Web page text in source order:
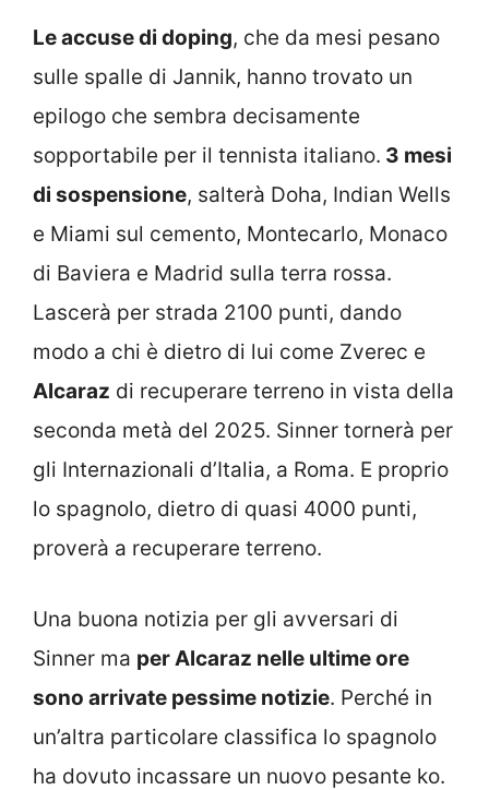
Le accuse di doping, che da mesi pesano
sulle spalle di Jannik, hanno trovato un
epilogo che sembra decisamente
sopportabile per il tennista italiano. 3 mesi
di sospensione, salterà Doha, Indian Wells
e Miami sul cemento, Montecarlo, Monaco
di Baviera e Madrid sulla terra rossa.
Lascerà per strada 2100 punti, dando
modo a chi è dietro di lui come Zverec e
Alcaraz di recuperare terreno in vista della
seconda metà del 2025. Sinner tornerà per
gli Internazionali d’Italia, a Roma. E proprio
lo spagnolo, dietro di quasi 4000 punti,
proverà a recuperare terreno.
Una buona notizia per gli avversari di
Sinner ma per Alcaraz nelle ultime ore
sono arrivate pessime notizie. Perché in
un’altra particolare classifica lo spagnolo
ha dovuto incassare un nuovo pesante ko.